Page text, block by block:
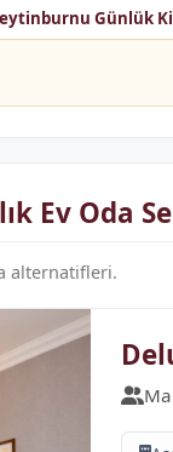
Günlük
Ev Oda
alternatifleri.